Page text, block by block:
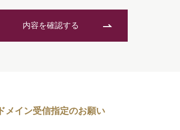
内容を確認する
ドメイン受信指定のお願い